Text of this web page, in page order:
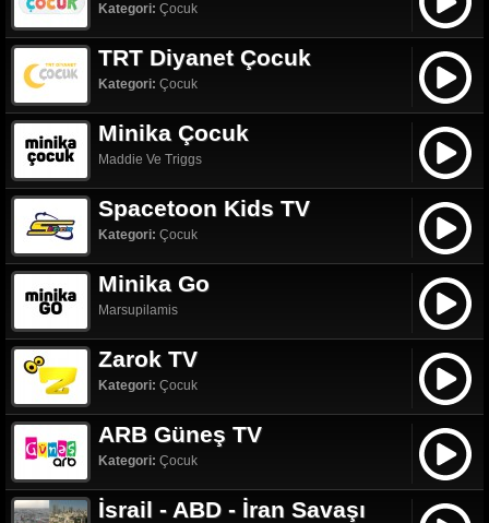
Kategori: Çocuk
TRT Diyanet Çocuk
Kategori: Çocuk
Minika Çocuk
Maddie Ve Triggs
Spacetoon Kids TV
Kategori: Çocuk
Minika Go
Marsupilamis
Zarok TV
Kategori: Çocuk
ARB Güneş TV
Kategori: Çocuk
İsrail - ABD - İran Savaşı